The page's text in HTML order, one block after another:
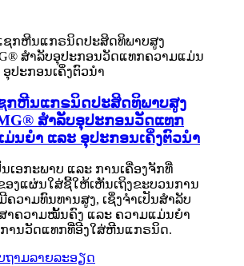
ກຫີນແກຣນິດປະສິດທິພາບສູງ
ສຳລັບອຸປະກອນວັດແທກ
ນຍຳ ແລະ ອຸປະກອນເຄິ່ງຕົວນຳ
ນເອກະພາບ ແລະ ການເຄື່ອງຈັກທີ່
ອງແຜ່ນໃສ່ຊີ້ໃຫ້ເຫັນເຖິງຂະບວນການ
ວາມທົນທານສູງ, ເຊິ່ງຈຳເປັນສຳລັບ
າຄວາມໝັ້ນຄົງ ແລະ ຄວາມແມ່ນຍຳ
ການວັດແທກທີ່ອີງໃສ່ຫີນແກຣນິດ.
ຖາມລາຍລະອຽດ